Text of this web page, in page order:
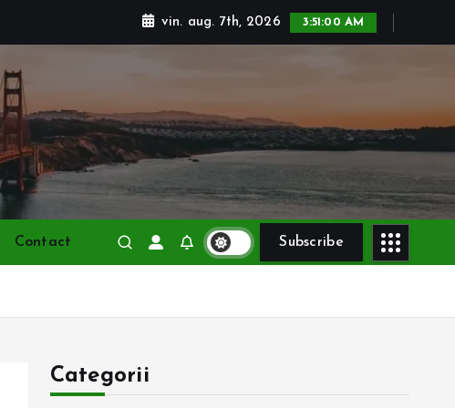
vin. aug. 7th, 2026 3:51:01 AM
Contact Subscribe
Categorii